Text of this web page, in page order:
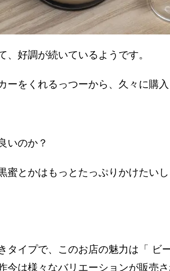
好調が続いているようです。
ーをくれるっつーから、久々に購入
いのか？
蜜とかはもっとたっぷりかけたい
タイプで、このお店の魅力は「 ビ
今は様々なバリエーションが販売